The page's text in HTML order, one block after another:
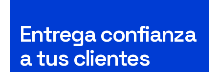
Entrega confianza
a tus clientes